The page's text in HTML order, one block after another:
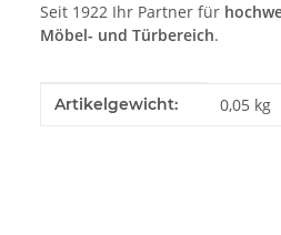
Seit 1922 Ihr Partner für
Möbel- und Türbereich.
Produkteigenschaft
Wert
Artikelgewicht: 0,05 kg